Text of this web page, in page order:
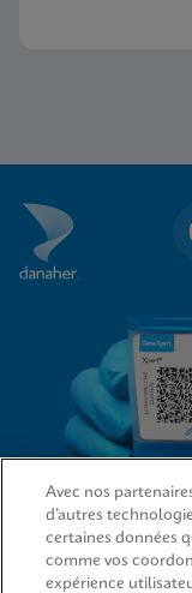
LIENS D’ACCÈS RAPIDE
Avec nos
d’autres
certaines données
comme vos
expérience